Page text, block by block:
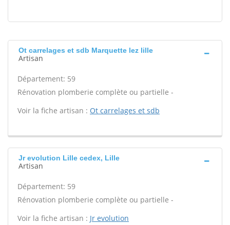
Ot carrelages et sdb Marquette lez lille
Artisan
Département: 59
Rénovation plomberie complète ou partielle -
Voir la fiche artisan : Ot carrelages et sdb
Jr evolution Lille cedex, Lille
Artisan
Département: 59
Rénovation plomberie complète ou partielle -
Voir la fiche artisan : Jr evolution